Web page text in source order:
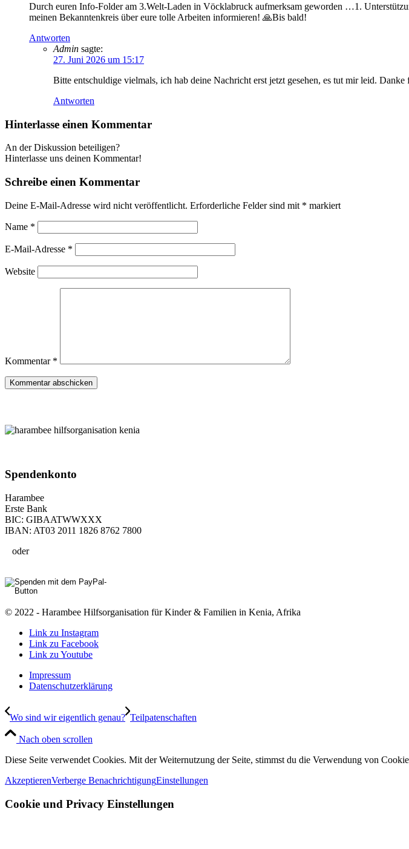
Durch euren Info-Folder am 3.Welt-Laden in Vöcklabruck aufmerksam geworden …1.
meinen Bekanntenkreis über eure tolle Arbeiten informieren! 🙏Bis bald!
Antworten
Admin sagte:
27. Juni 2026 um 15:17
Bitte entschuldige vielmals, ich hab deine Nachricht erst jetzt gesehen, es tut mir leid.
Antworten
Hinterlasse einen Kommentar
An der Diskussion beteiligen?
Hinterlasse uns deinen Kommentar!
Schreibe einen Kommentar
Deine E-Mail-Adresse wird nicht veröffentlicht. Erforderliche Felder sind mit * markiert
Name *
E-Mail-Adresse *
Website
Kommentar *
Spenden­konto
Harambee
Erste Bank
BIC: GIBAATWWXXX
IBAN: AT03 2011 1826 8762 7800
oder
© 2022 - Harambee Hilfsorganisation für Kinder & Familien in Kenia, Afrika
Link zu Instagram
Link zu Facebook
Link zu Youtube
Impressum
Datenschutzerklärung
Wo sind wir eigentlich genau? Teilpatenschaften
Nach oben scrollen
Diese Seite verwendet Cookies. Mit der Weiternutzung der Seite, stimmst du die Verwendung von
AkzeptierenVerberge BenachrichtigungEinstellungen
Cookie und Privacy Einstellungen